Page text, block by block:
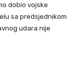
dobio vojske
sa predsjednikom
udara nije